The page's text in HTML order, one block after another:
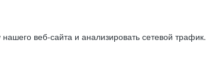
веб-сайта и анализировать сетевой трафик.